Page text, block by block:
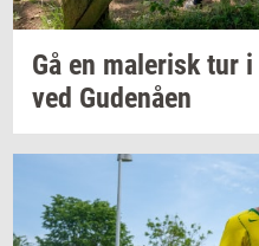
Gå en ma­le­risktur i
ved Gu­denå­en